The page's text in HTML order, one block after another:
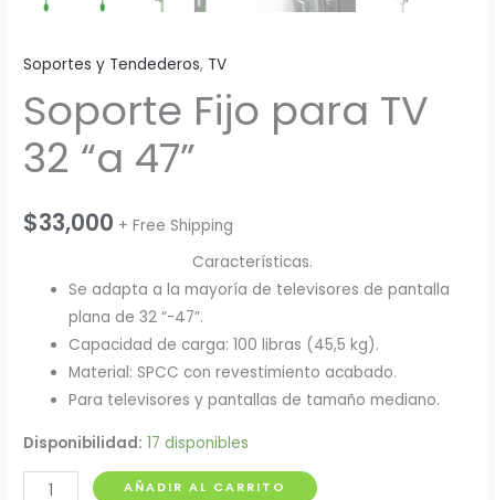
Soportes y Tendederos, TV
Soporte Fijo para TV
32 “a 47”
$33,000 + Free Shipping
Características.
Se adapta a la mayoría de televisores de pantalla
plana de 32 “-47”.
Capacidad de carga: 100 libras (45,5 kg).
Material: SPCC con revestimiento acabado.
Para televisores y pantallas de tamaño mediano.
Disponibilidad: 17 disponibles
Soporte
AÑADIR AL CARRITO